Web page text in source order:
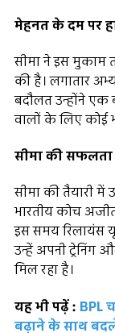
मेहनत के दम पर
सीमा ने इस
की है। लगातार
बदौलत उन्होंने एक
वालों के लिए कोई
सीमा की
सीमा की तैयारी
भारतीय कोच
इस समय रिलायंस
उन्हें अपनी ट्रेनिंग
मिल रहा है।
यह भी पढ़ें : BPL
बढ़ाने के साथ